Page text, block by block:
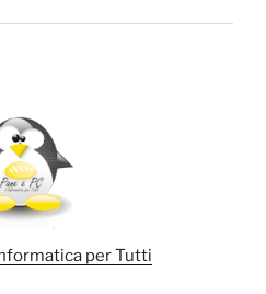
per Tutti